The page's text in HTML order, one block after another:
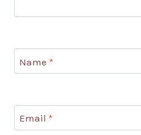
Name *
Email *